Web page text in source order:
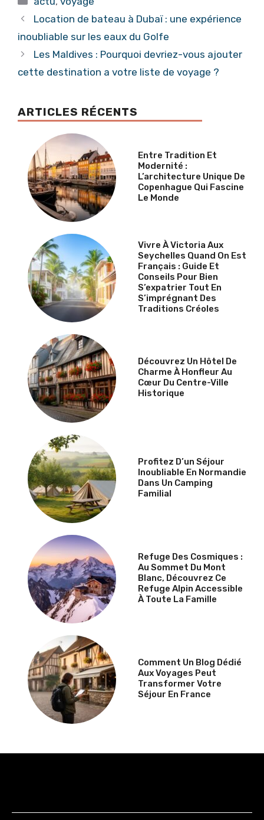
Location de bateau à Dubaï : une expérience
inoubliable sur les eaux du Golfe
Les Maldives : Pourquoi devriez-vous ajouter
cette destination a votre liste de voyage ?
ARTICLES RÉCENTS
Entre Tradition Et
Modernité :
L’architecture Unique De
Copenhague Qui Fascine
Le Monde
Vivre À Victoria Aux
Seychelles Quand On Est
Français : Guide Et
Conseils Pour Bien
S’expatrier Tout En
S’imprégnant Des
Traditions Créoles
Découvrez Un Hôtel De
Charme À Honfleur Au
Cœur Du Centre-Ville
Historique
Profitez D’un Séjour
Inoubliable En Normandie
Dans Un Camping
Familial
Refuge Des Cosmiques :
Au Sommet Du Mont
Blanc, Découvrez Ce
Refuge Alpin Accessible
À Toute La Famille
Comment Un Blog Dédié
Aux Voyages Peut
Transformer Votre
Séjour En France